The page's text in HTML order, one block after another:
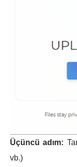
Üçüncü adım:
vb.)